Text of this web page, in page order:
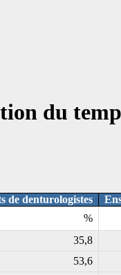
du
de denturologistes
%
35,8
53,6